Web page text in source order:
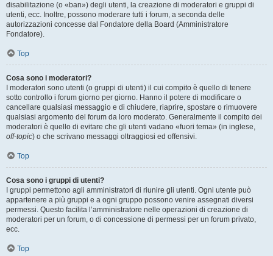
disabilitazione (o «ban») degli utenti, la creazione di moderatori e gruppi di
utenti, ecc. Inoltre, possono moderare tutti i forum, a seconda delle
autorizzazioni concesse dal Fondatore della Board (Amministratore
Fondatore).
Top
Cosa sono i moderatori?
I moderatori sono utenti (o gruppi di utenti) il cui compito è quello di tenere
sotto controllo i forum giorno per giorno. Hanno il potere di modificare o
cancellare qualsiasi messaggio e di chiudere, riaprire, spostare o rimuovere
qualsiasi argomento del forum da loro moderato. Generalmente il compito dei
moderatori è quello di evitare che gli utenti vadano «fuori tema» (in inglese,
off-topic) o che scrivano messaggi oltraggiosi ed offensivi.
Top
Cosa sono i gruppi di utenti?
I gruppi permettono agli amministratori di riunire gli utenti. Ogni utente può
appartenere a più gruppi e a ogni gruppo possono venire assegnati diversi
permessi. Questo facilita l’amministratore nelle operazioni di creazione di
moderatori per un forum, o di concessione di permessi per un forum privato,
ecc.
Top